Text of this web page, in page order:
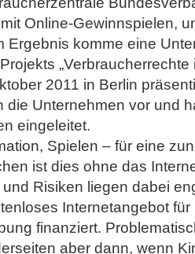
Online-Gewinnspielen,
Ergebnis komme eine
„Verbraucherrechte
2011 in Berlin
die Unternehmen vor und
eingeleitet.
Spielen – für eine
ist dies ohne das
Risiken liegen dabei
Internetangebot für
finanziert.
aber dann, wenn